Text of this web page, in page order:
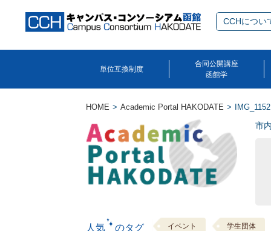
CCHについ
単位互換制度
合同公開講座
函館学
HOME Academic Portal HAKODATE IMG_1152
市
人気 のタグ イベント 学生団体